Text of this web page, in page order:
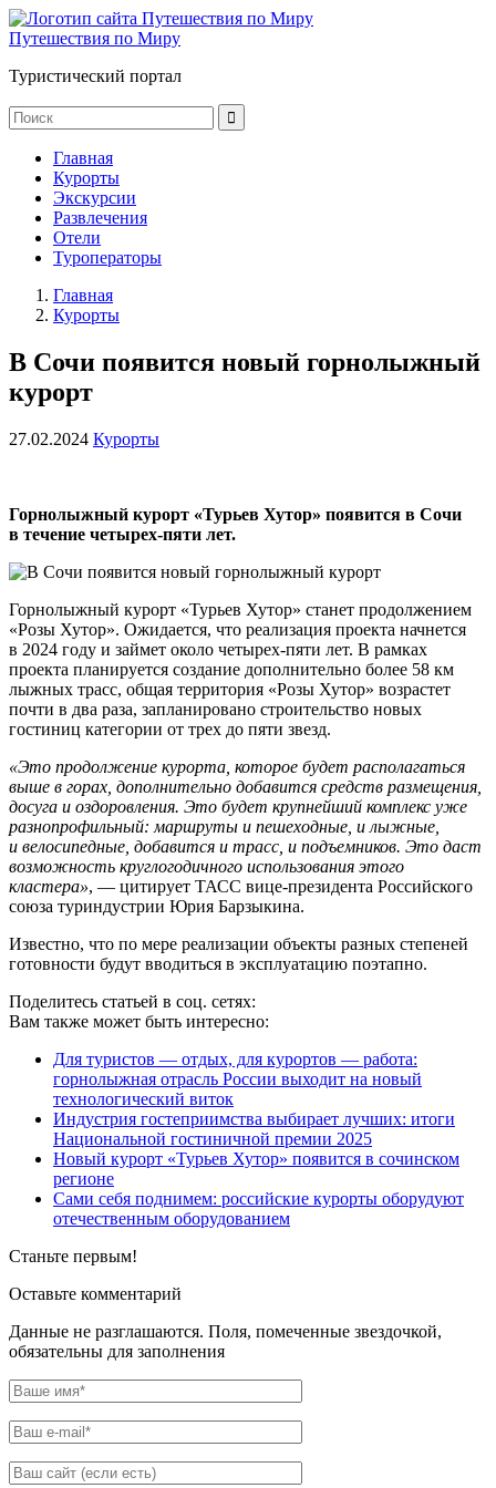
Путешествия по Миру
Туристический портал
Главная
Курорты
Экскурсии
Развлечения
Отели
Туроператоры
Главная
Курорты
В Сочи появится новый горнолыжный
курорт
27.02.2024 Курорты
Горнолыжный курорт «Турьев Хутор» появится в Сочи
в течение четырех-пяти лет.
Горнолыжный курорт «Турьев Хутор» станет продолжением
«Розы Хутор». Ожидается, что реализация проекта начнется
в 2024 году и займет около четырех-пяти лет. В рамках
проекта планируется создание дополнительно более 58 км
лыжных трасс, общая территория «Розы Хутор» возрастет
почти в два раза, запланировано строительство новых
гостиниц категории от трех до пяти звезд.
«Это продолжение курорта, которое будет располагаться
выше в горах, дополнительно добавится средств размещения,
досуга и оздоровления. Это будет крупнейший комплекс уже
разнопрофильный: маршруты и пешеходные, и лыжные,
и велосипедные, добавится и трасс, и подъемников. Это даст
возможность круглогодичного использования этого
кластера», — цитирует ТАСС вице-президента Российского
союза туриндустрии Юрия Барзыкина.
Известно, что по мере реализации объекты разных степеней
готовности будут вводиться в эксплуатацию поэтапно.
Поделитесь статьей в соц. сетях:
Вам также может быть интересно:
Для туристов — отдых, для курортов — работа:
горнолыжная отрасль России выходит на новый
технологический виток
Индустрия гостеприимства выбирает лучших: итоги
Национальной гостиничной премии 2025
Новый курорт «Турьев Хутор» появится в сочинском
регионе
Сами себя поднимем: российские курорты оборудуют
отечественным оборудованием
Станьте первым!
Оставьте комментарий
Данные не разглашаются. Поля, помеченные звездочкой,
обязательны для заполнения